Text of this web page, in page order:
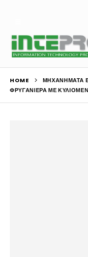
HOME ΜΗΧΑΝΉΜΑΤΑ
ΦΡΥΓΑΝΙΈΡΑ ΜΕ